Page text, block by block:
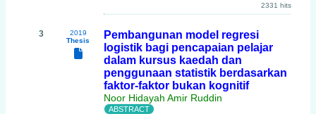
2331 hits
3
2019
Thesis
Pembangunan model regresi
logistik bagi pencapaian pelajar
dalam kursus kaedah dan
penggunaan statistik berdasarkan
faktor-faktor bukan kognitif
Noor Hidayah Amir Ruddin